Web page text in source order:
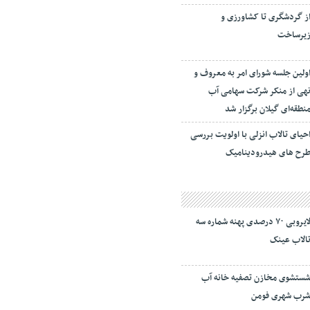
از گردشگری تا کشاورزی و
زیرساخت
اولین جلسه شورای امر به معروف و
نهی از منکر شرکت سهامی آب
منطقه‌ای گیلان برگزار شد
احیای تالاب انزلی با اولویت بررسی
طرح های هیدرودینامیک
لایروبی ۷۰ درصدی پهنه شماره سه
تالاب عینک
شستشوی مخازن تصفیه خانه آب
شرب شهری فومن